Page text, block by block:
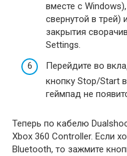
вместе с
свернутой в трей)
закрытия
Settings.
Перейдите во
кнопку Stop/Start
геймпад не
Теперь по кабелю
Xbox 360 Controller. Если
Bluetooth, то зажмите